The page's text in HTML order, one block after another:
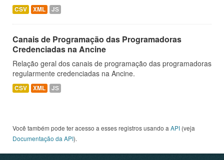
CSV XML JS
Canais de Programação das Programadoras
Credenciadas na Ancine
Relação geral dos canais de programação das programadoras
regularmente credenciadas na Ancine.
CSV XML JS
Você também pode ter acesso a esses registros usando a API (veja
Documentação da API).